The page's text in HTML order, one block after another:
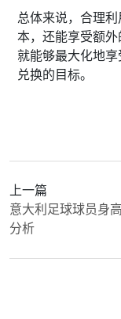
总体来说，合理
本，还能享受额
就能够最大化地
兑换的目标。
上一篇
意大利足球球员身
分析